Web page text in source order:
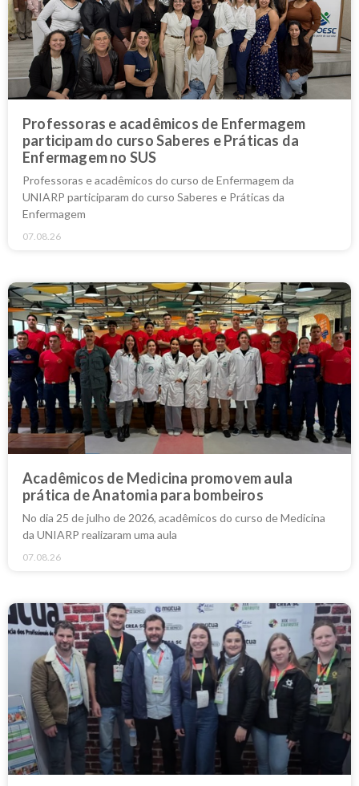
Professoras e acadêmicos de Enfermagem
participam do curso Saberes e Práticas da
Enfermagem no SUS
Professoras e acadêmicos do curso de Enfermagem da
UNIARP participaram do curso Saberes e Práticas da
Enfermagem
07.08.26
Acadêmicos de Medicina promovem aula
prática de Anatomia para bombeiros
No dia 25 de julho de 2026, acadêmicos do curso de Medicina
da UNIARP realizaram uma aula
07.08.26